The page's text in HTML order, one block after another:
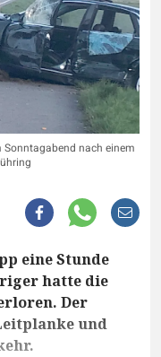
Sonntagabend nach einem
eine Stunde
hatte die
Der
und